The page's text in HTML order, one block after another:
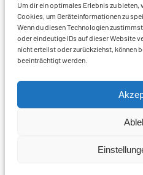
Um dir ein optimales Erlebnis zu bieten,
Cookies, um Geräteinformationen zu
Wenn du diesen Technologien
oder eindeutige IDs auf dieser Website
nicht erteilst oder zurückziehst, können
beeinträchtigt werden.
M
Cookie-